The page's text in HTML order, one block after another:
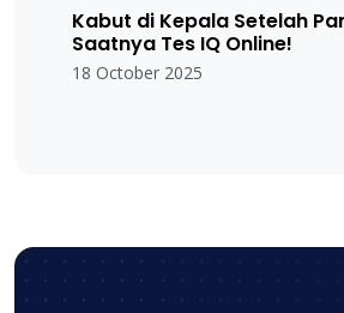
Kabut di Kepala Setelah
Saatnya Tes IQ Online!
18 October 2025